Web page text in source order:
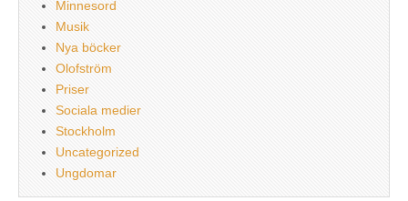
Minnesord
Musik
Nya böcker
Olofström
Priser
Sociala medier
Stockholm
Uncategorized
Ungdomar